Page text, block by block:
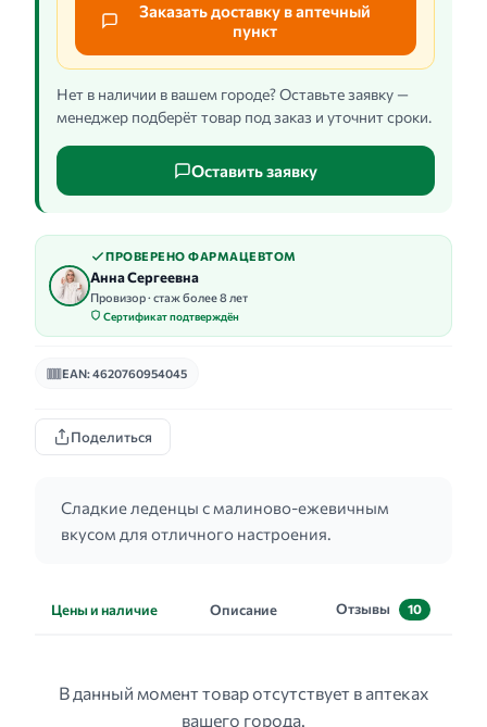
Заказать доставку в аптечный
пункт
Нет в наличии в вашем городе? Оставьте заявку —
менеджер подберёт товар под заказ и уточнит сроки.
Оставить заявку
ПРОВЕРЕНО ФАРМАЦЕВТОМ
Анна Сергеевна
Провизор · стаж более 8 лет
Сертификат подтверждён
EAN: 4620760954045
Поделиться
Сладкие леденцы с малиново-ежевичным
вкусом для отличного настроения.
Цены и наличие Описание Отзывы 10
В данный момент товар отсутствует в аптеках
вашего города.